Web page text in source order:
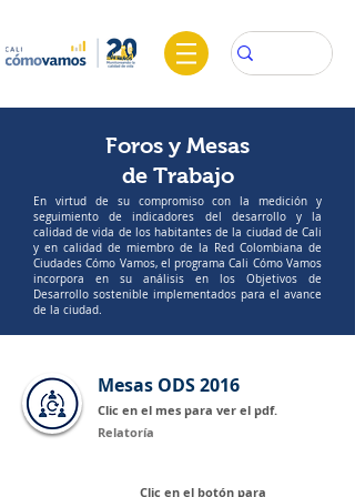
Foros y Mesas
de Trabajo
En virtud de su compromiso con la medición y
seguimiento de indicadores del desarrollo y la
calidad de vida de los habitantes de la ciudad de Cali
y en calidad de miembro de la Red Colombiana de
Ciudades Cómo Vamos, el programa Cali Cómo Vamos
incorpora en su análisis en los Objetivos de
Desarrollo sostenible implementados para el avance
de la ciudad.
Mesas ODS 2016
Clic en el mes para ver el pdf.
Relatoría
Clic en el botón para